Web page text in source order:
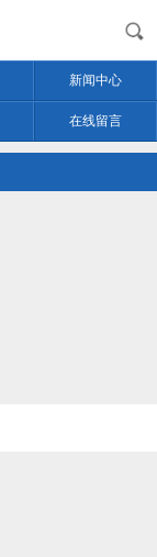
新闻中心
在线留言